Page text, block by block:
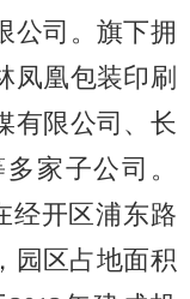
公司。旗下拥
凤凰包装印刷
有限公司、长
家子公司。
经开区浦东路
园区占地面积